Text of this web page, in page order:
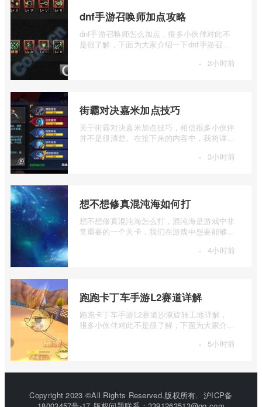
dnf手游召唤师加点攻略
dnf手游召唤师怎么加点，很多小伙伴对此不
是很了解，下面为大家介绍一下dnf手游召唤
· 2小时前
街霸对决嘉米加点技巧
关于街霸对决嘉米加点技巧，相信很多小伙伴
并不是很清楚。在接下来的内容中，我将详细
· 3小时前
想不想修真混沌海如何打
想不想修真混沌海怎么打，混沌海是游戏中非
常重要的一个关卡，我们在游戏中想要能够顺
· 4小时前
跑跑卡丁车手游L2赛道详解
跑跑卡丁车手游L2赛道沙漠旋转工地详解，
很多小伙伴对此不是很了解，下面为大家介绍
· 5小时前
Copyright 2023 ©All Rights Reserved.版权所有. 沪ICP备